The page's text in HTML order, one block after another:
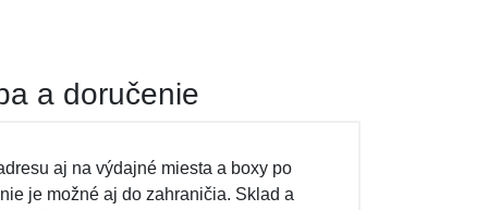
a doručenie
aj na výdajné miesta a boxy po
je možné aj do zahraničia. Sklad a